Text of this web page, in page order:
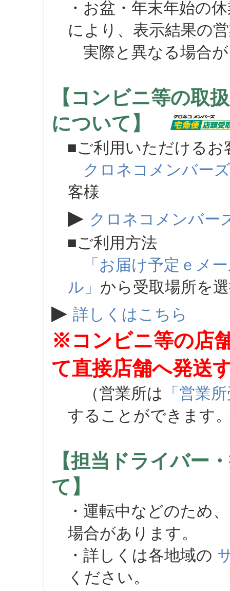
・お盆・年末年始の
により、表示結果の
実際と異なる場合が
【コンビニ等の取
について】
■ご利用いただけるお
クロネコメンバーズ
客様
▶ クロネコメンバー
■ご利用方法
「お届け予定ｅメ
ル」 から受取場所を
▶ 詳しくはこちら
※コンビニ等の店
て直接店舗へ発送
（営業所は 「営業
することができます
【担当ドライバー
て】
・運転中などのため
場合があります。
・詳しくは各地域の
ください。